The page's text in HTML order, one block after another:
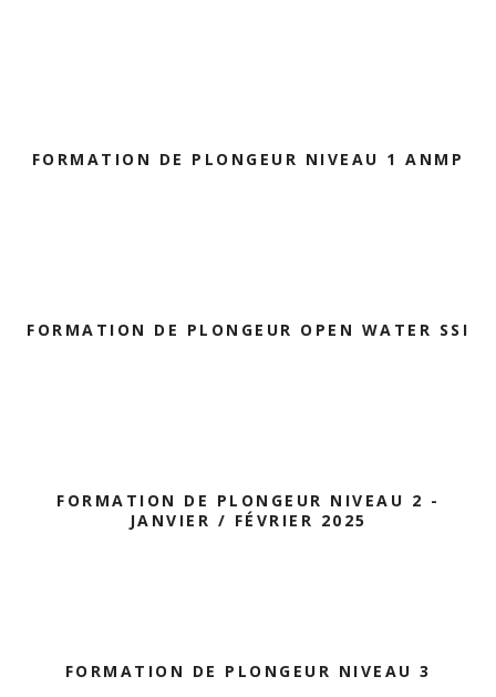
FORMATION DE PLONGEUR NIVEAU 1 ANMP
FORMATION DE PLONGEUR OPEN WATER SSI
FORMATION DE PLONGEUR NIVEAU 2 -
JANVIER / FÉVRIER 2025
FORMATION DE PLONGEUR NIVEAU 3